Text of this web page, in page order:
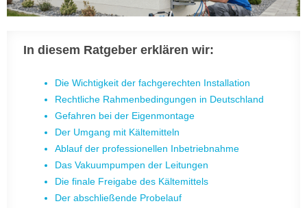
In diesem Ratgeber erklären wir:
Die Wichtigkeit der fachgerechten Installation
Rechtliche Rahmenbedingungen in Deutschland
Gefahren bei der Eigenmontage
Der Umgang mit Kältemitteln
Ablauf der professionellen Inbetriebnahme
Das Vakuumpumpen der Leitungen
Die finale Freigabe des Kältemittels
Der abschließende Probelauf